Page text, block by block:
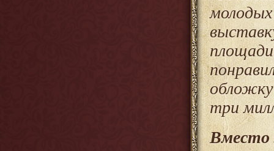
три
Вместо